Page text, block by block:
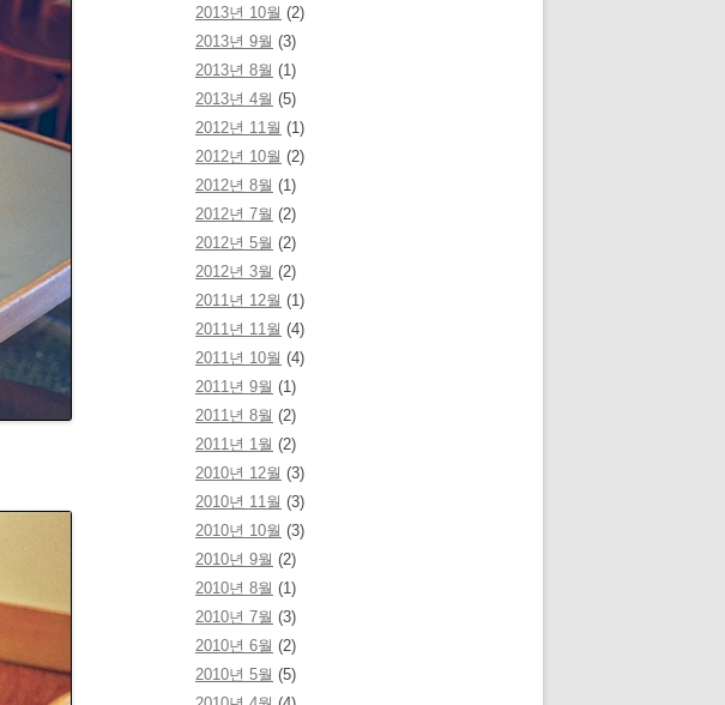
2013년 10월 (2)
2013년 9월 (3)
2013년 8월 (1)
2013년 4월 (5)
2012년 11월 (1)
2012년 10월 (2)
2012년 8월 (1)
2012년 7월 (2)
2012년 5월 (2)
2012년 3월 (2)
2011년 12월 (1)
2011년 11월 (4)
2011년 10월 (4)
2011년 9월 (1)
2011년 8월 (2)
2011년 1월 (2)
2010년 12월 (3)
2010년 11월 (3)
2010년 10월 (3)
2010년 9월 (2)
2010년 8월 (1)
2010년 7월 (3)
2010년 6월 (2)
2010년 5월 (5)